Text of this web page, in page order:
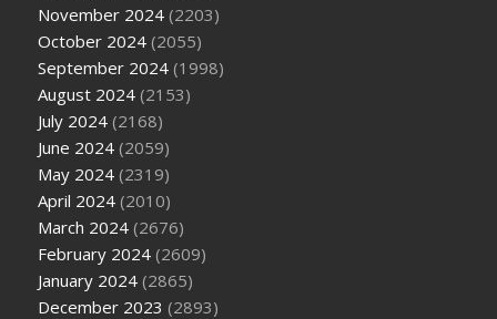
November 2024 (2203)
October 2024 (2055)
September 2024 (1998)
August 2024 (2153)
July 2024 (2168)
June 2024 (2059)
May 2024 (2319)
April 2024 (2010)
March 2024 (2676)
February 2024 (2609)
January 2024 (2865)
December 2023 (2893)